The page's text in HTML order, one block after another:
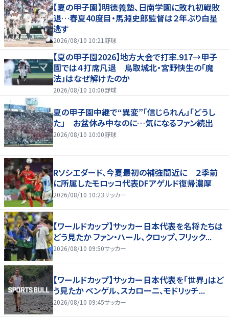
【夏の甲子園】明徳義塾、日南学園に敗れ初戦敗
退…春夏40度目・馬淵史郎監督は２年ぶり白星
逃す
2026/08/10 10:21 野球
【夏の甲子園2026】地方大会で打率.917→甲子
園では４打席凡退 鳥取城北・宮野快生の「魔
法」はなぜ解けたのか
2026/08/10 10:00野球
夏の甲子園中継で“異変”「信じられん」「どうし
た」 お盆休み中なのに…気になるファン続出
2026/08/10 10:00野球
Rソシエダード、今夏最初の補強間近に ２季前
に所属したモロッコ代表DFアゲルド復帰濃厚
2026/08/10 10:23サッカー
【ワールドカップ】サッカー日本代表を名将たちは
どう見たか ファン・ハール、クロップ、フリック...
2026/08/10 09:50サッカー
【ワールドカップ】サッカー日本代表を「世界」はど
う見たか ベンゲル、スカローニ、モドリッチ...
2026/08/10 09:45サッカー